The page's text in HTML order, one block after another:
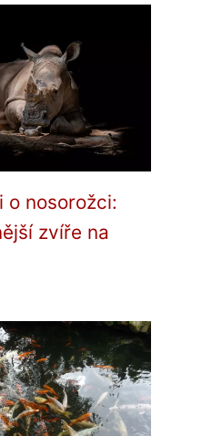
o nosorožci:
zvíře na